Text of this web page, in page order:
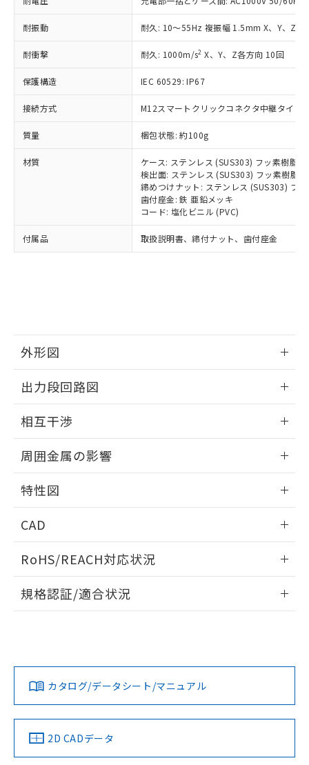
耐振動 耐久: 10～55Hz 複振幅 1.5mm X、Y、Z各
耐衝撃 耐久: 1000m/s2 X、Y、Z各方向 10回
保護構造 IEC 60529: IP67
接続方式 M12スマートクリックコネクタ中継タイプ
質量 梱包状態: 約100g
材質
ケース: ステンレス (SUS303) フッ素樹脂
検出面: ステンレス (SUS303) フッ素樹脂
締めつけナット: ステンレス (SUS303) フ
歯付座金: 鉄 亜鉛メッキ
コード: 塩化ビニル (PVC)
付属品 取扱説明書、締付ナット、歯付座金
外形図
外形図
出力段回路図
出力段回路図
相互干渉
相互干渉
A: 80mm以上、B: 60mm以上
周囲金属の影響
周囲金属の影響
L: 12mm以上、φd: 80mm以上、D: 12mm以上、m: 30mm
以上、n: 80mm以上
金属埋め込み
特性図
検出物体の大きさと材質による影響
CAD
ドすることができます。
ログイン/会員登録
ダウンロードデータをご利用いただく前に、以下を必ずお読
みください。
ソフトウェアの使用条件
RoHS/REACH対応状況
EU RoHS 注意事項・凡例
対応済み
中国 RoHS 注意事項・凡例
規格認証/適合状況
LR型式承認
（イギリス
船舶規格）
DNV型式承認
（ノルウェー
BV型式承認
（フランス
KR型式
（韓国
No No No No
カタログ/データシート/マニュアル
2D CADデータ
タに基づき作成されるものであり、閲
覧された時点での実際の在庫および標
準価格とは異なる場合があることをご
了承ください。
様のお取引先、またはお客様担当のオ
ムロン制御機器販売店・当社販売員に
オムロン制御機器販売店や当社販売拠
販売ネットワーク
」をご確認
在庫状況および標準価格結果を当社の
事前の承諾なく第三者に漏洩または開
示しないようお願いします。
マイパーツ機能（部品リスト作成サー
ビス）をご利用いただくには、I-Web
メンバーズにご登録されている必要が
引・商談に必要な範囲で利用すること
の共同利用に関して"
用者の範囲」に記載されている法人を
指します。
ミウム(Cd) 100ppm以下、
六価クロム(Cr(Ⅵ)) 1000ppm以下、ポリ臭化ビフェニル
類(PBB) 1000ppm以下、ポリ臭化ジフェニルエーテル類
(PBDE) 1000ppm以下、フタル酸ビス(2-エチルヘキシ
ル) (DEHP)(別名：DOP) 1000ppm以下、フタル酸ブチ
ルベンジル（BBP） 1000ppm以下、フタル酸ジブチル
（DBP） 1000ppm以下、フタル酸ジイソブチル
(DIBP) 1000ppm以下
但し、RoHS指令で産業用監視および制御機器に対する
適用除外項目は除く。
フタル酸エステル類の４物質については閾値を超える意
部品在庫の切り替え状況などにより、予定
月が前後することがあります。
EU RoHS指令（10物質）の非含有証明書
51物質の非含有証明書（当社基準）
※本証明書は発行日時点で非含有を証明す
るもので、過去に遡って非含有を証明する
ものではありません。
また、RoHS指令のフタル酸エステル類４
荷製品に未対応品が混在することから備考
欄に対応日を記載しておりました。
既に当社にて対応品への在庫切替を完了
*中国RoHS10物質の基準値 (GB/T26572)：
Pb(鉛) :1000ppm、 Hg(水銀) : 1000ppm、 Cd(カドミウ
Cr(Ⅵ)(六価クロム) : 1000ppm、 PBBs(ポリ臭化ビフェ
ニル類) : 1000ppm、 PBDEs(ポリ臭化ジフェニルエーテ
DBP(フタル酸ジブチル) : 1000ppm、 DIBP(フタル酸ジ
イソブチル) : 1000ppm、 BBP(フタル酸ブチルベンジ
ル) : 1000ppm、
DEHP(フタル酸ビス(2-エチルヘキシル)) : 1000ppm
※2 環境保護使用期限
「ｅ」：有害物質（10物質）のすべてが基
準値以下であることを示します。
「10」：通常の使用状況下において有害物
質が外部に漏えいし、環境に深刻な影響を
及ぼさない年数を意味します。
「－」：未確認です。当社販売部門へお問
または国外への提供する場合は、日本
国政府の輸出許可(または役務取引許
可)を取得するなどの必要な手続きを
当社は規制貨物を破棄する場合は、完
全に破砕するなど、違法に輸出されな
いよう必要な手段を講じます。
当社は貴社製品を、核兵器、ミサイ
ル、化学兵器、生物兵器またはその他
武器並びにこれらの製造装置等に一切
使用いたしません。
当社は、貴社製品を第三者に販売する
場合は、上記1、2および3の内容を当
該第三者に通知します。また当社は、
販売先および販売に係わる関係者が違
法に輸出するおそれがある場合は、取
り引きをいたしません。
合意する キャンセル
一定数以上の在庫あり
一定数には満たないが在庫あり
在庫なし(最新の在庫状況につ
いては、お客様のお取引先、ま
たはお客様担当のオムロン制御
機器販売店・当社販売員にご確
認ください)
受注生産機種、また在庫状況の
情報を公開していない機種